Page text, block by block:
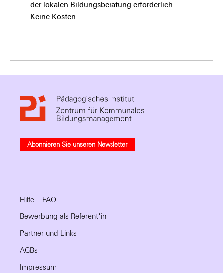
der lokalen Bildungsberatung erforderlich.
Keine Kosten.
Abonnieren Sie unseren Newsletter
Hilfe – FAQ
Bewerbung als Referent*in
Partner und Links
AGBs
Impressum